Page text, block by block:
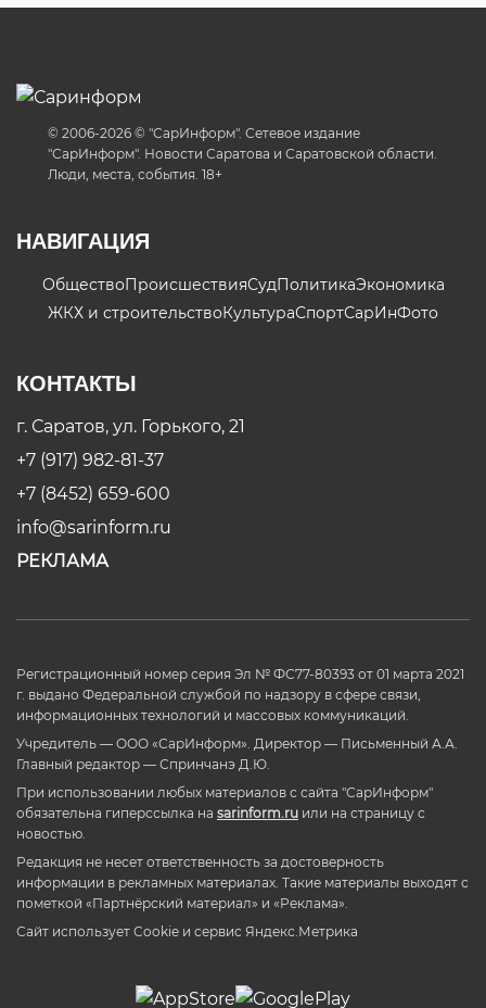
© 2006-2026 © "СарИнформ". Сетевое издание
"СарИнформ". Новости Саратова и Саратовской области.
Люди, места, события. 18+
НАВИГАЦИЯ
ОбществоПроисшествияСудПолитикаЭкономика
ЖКХ и строительствоКультураСпортСарИнФото
КОНТАКТЫ
г. Саратов, ул. Горького, 21
+7 (917) 982-81-37
+7 (8452) 659-600
info@sarinform.ru
РЕКЛАМА
Регистрационный номер серия Эл № ФС77-80393 от 01 марта 2021
г. выдано Федеральной службой по надзору в сфере связи,
информационных технологий и массовых коммуникаций.
Учредитель — ООО «СарИнформ». Директор — Письменный А.А.
Главный редактор — Спринчанэ Д.Ю.
При использовании любых материалов с сайта "СарИнформ"
обязательна гиперссылка на sarinform.ru или на страницу с
новостью.
Редакция не несет ответственность за достоверность
информации в рекламных материалах. Такие материалы выходят с
пометкой «Партнёрский материал» и «Реклама».
Сайт использует Cookie и сервиc Яндекс.Метрика